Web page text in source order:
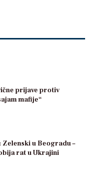
prijave protiv
mafije“
Zelenski u Beogradu –
rat u Ukrajini